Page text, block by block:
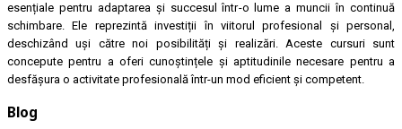
esențiale pentru adaptarea și succesul într-o lume a muncii în continuă
schimbare. Ele reprezintă investiții în viitorul profesional și personal,
deschizând uși către noi posibilități și realizări. Aceste cursuri sunt
concepute pentru a oferi cunoștințele și aptitudinile necesare pentru a
desfășura o activitate profesională într-un mod eficient și competent.
Blog